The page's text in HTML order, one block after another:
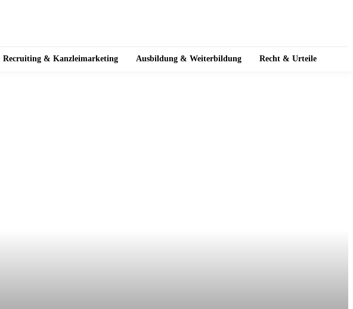
Recruiting & Kanzleimarketing Ausbildung & Weiterbildung Recht & Urteile